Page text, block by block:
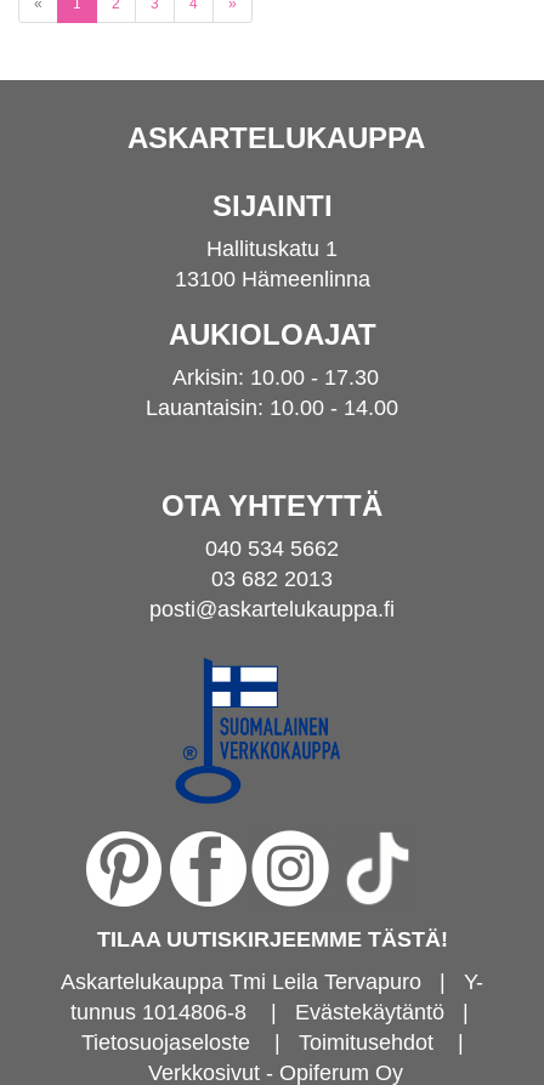
ASKARTELUKAUPPA
SIJAINTI
Hallituskatu 1
13100 Hämeenlinna
AUKIOLOAJAT
Arkisin: 10.00 - 17.30
Lauantaisin: 10.00 - 14.00
OTA YHTEYTTÄ
040 534 5662
03 682 2013
posti@askartelukauppa.fi
TILAA UUTISKIRJEEMME TÄSTÄ!
Askartelukauppa Tmi Leila Tervapuro | Y-
tunnus 1014806-8
Evästekäytäntö|
Tietosuojaseloste| Toimitusehdot|
Verkkosivut - Opiferum Oy